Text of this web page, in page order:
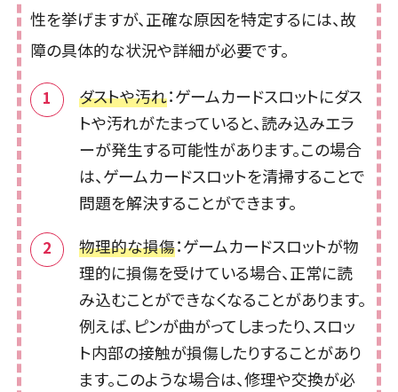
性を挙げますが、正確な原因を特定するには、故
障の具体的な状況や詳細が必要です。
ダストや汚れ：ゲームカードスロットにダス
トや汚れがたまっていると、読み込みエラ
ーが発生する可能性があります。この場合
は、ゲームカードスロットを清掃することで
問題を解決することができます。
物理的な損傷：ゲームカードスロットが物
理的に損傷を受けている場合、正常に読
み込むことができなくなることがあります。
例えば、ピンが曲がってしまったり、スロッ
ト内部の接触が損傷したりすることがあり
ます。このような場合は、修理や交換が必